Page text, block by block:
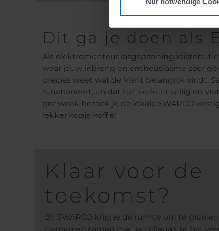
Nur notwendige
Dit ga je doen als
Als elektromonteur
waar jouw inbreng en enthousiasme zeer
precies weet wat de klant belangrijk vindt.
functioneert, en dat het verkeer veilig en
per week bezoek je de lokale SWARCO-
lekker kopje koffie!
Klaar voor de
toekomst?
Bij SWARCO krijg je de ruimte om te
nemen en samen met je collega’s te